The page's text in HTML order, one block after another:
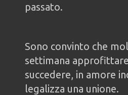
passato.
Sono convinto che
settimana
succedere, in amore
legalizza una unione.